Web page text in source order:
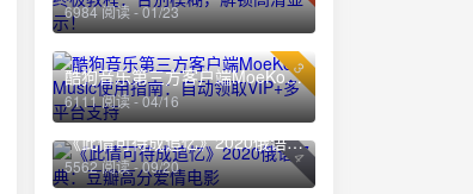
6984 阅读 - 01/23
3
酷狗音乐第三方客户端MoeKoe Music使用指南：自动领取VIP+多平台支持
6111 阅读 - 04/16
4
《此情可待成追忆》2020俄语经典：豆瓣高分爱情电影
5562 阅读 - 09/20